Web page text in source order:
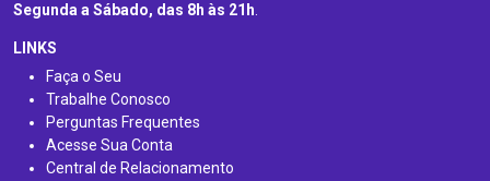
Segunda a Sábado, das 8h às 21h.
LINKS
Faça o Seu
Trabalhe Conosco
Perguntas Frequentes
Acesse Sua Conta
Central de Relacionamento